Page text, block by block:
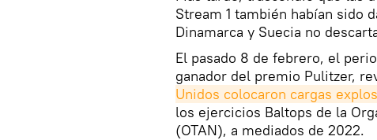
Stream 1 también habían sido
Dinamarca y Suecia no
El pasado 8 de febrero, el
ganador del premio Pulitzer,
Unidos colocaron cargas
los ejercicios Baltops de la
(OTAN), a mediados de 2022.